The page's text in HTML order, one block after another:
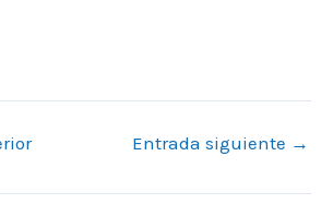
Entrada siguiente →